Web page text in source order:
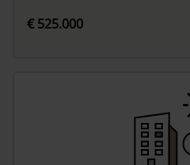
€ 525.000